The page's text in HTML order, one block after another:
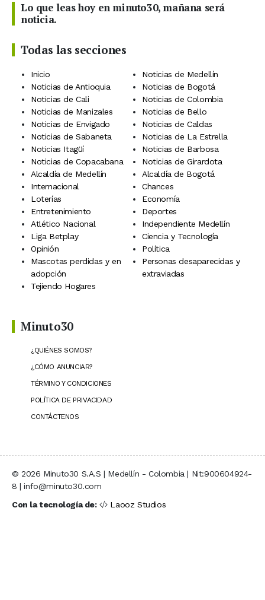
Lo que leas hoy en minuto30, mañana será
noticia.
Todas las secciones
Inicio
Noticias de Medellín
Noticias de Antioquia
Noticias de Bogotá
Noticias de Cali
Noticias de Colombia
Noticias de Manizales
Noticias de Bello
Noticias de Envigado
Noticias de Caldas
Noticias de Sabaneta
Noticias de La Estrella
Noticias Itagüí
Noticias de Barbosa
Noticias de Copacabana
Noticias de Girardota
Alcaldía de Medellín
Alcaldía de Bogotá
Internacional
Chances
Loterías
Economía
Entretenimiento
Deportes
Atlético Nacional
Independiente Medellín
Liga Betplay
Ciencia y Tecnología
Opinión
Política
Mascotas perdidas y en
adopción
Personas desaparecidas y
extraviadas
Tejiendo Hogares
Minuto30
¿QUIÉNES SOMOS?
¿CÓMO ANUNCIAR?
TÉRMINO Y CONDICIONES
POLÍTICA DE PRIVACIDAD
CONTÁCTENOS
© 2026 Minuto30 S.A.S | Medellín - Colombia | Nit:900604924-
8 | info@minuto30.com
Con la tecnología de:
Laooz Studios